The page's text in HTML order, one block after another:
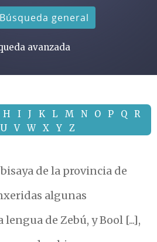
Búsqueda general
avanzada
H I J K L M N O P Q
R
U V W X Y Z
de la provincia de
algunas
de Zebú, y Bool [...],